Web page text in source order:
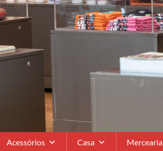
Acessórios Casa Mercearia